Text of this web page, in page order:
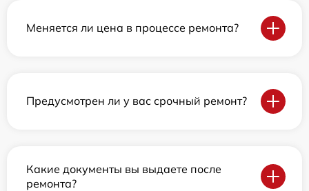
Меняется ли цена в процессе ремонта?
Предусмотрен ли у вас срочный ремонт?
Какие документы вы выдаете после
ремонта?